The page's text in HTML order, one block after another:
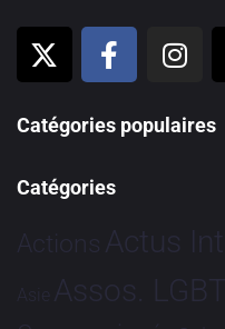
Catégories populaires
Catégories
Actions Actus
Asie Assos. LGBT